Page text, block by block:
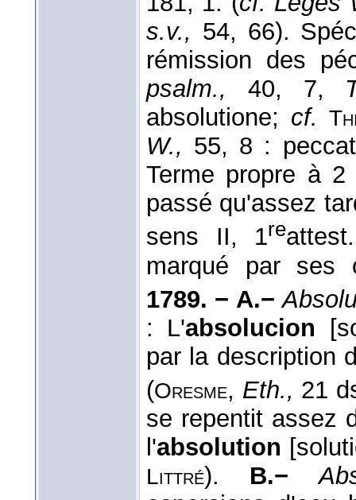
s.v., 54, 66).
rémission des
psalm.,
40, 7,
absolutione; cf.
W., 55, 8 :
Terme propre à
passé qu'assez
sens II, 1re
marqué par ses
1789. − A.−
: L'absolucion
par la description
(Oresme, Eth., 21
se repentit assez
l'absolution
Littré). B.−